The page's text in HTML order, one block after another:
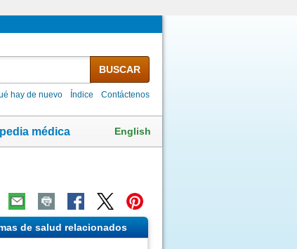
BUSCAR
hay de nuevo Índice Contáctenos
médica English
de salud relacionados